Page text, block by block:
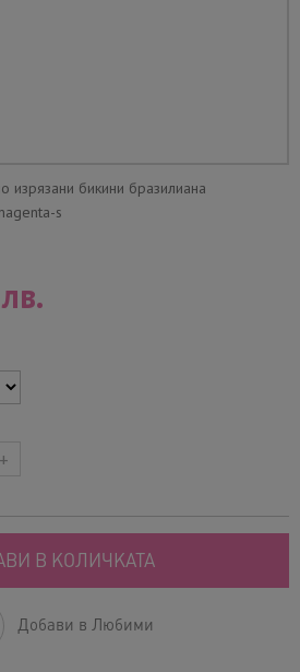
изрязани бикини бразилиана
s
лв.
+
В КОЛИЧКАТА
Добави в Любими